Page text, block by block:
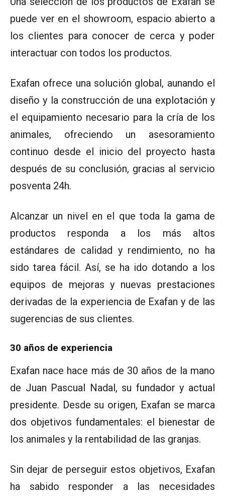
puede ver en el showroom, espacio abierto a
los clientes para conocer de cerca y poder
interactuar con todos los productos.
Exafan ofrece una solución global, aunando el
diseño y la construcción de una explotación y
el equipamiento necesario para la cría de los
animales, ofreciendo un asesoramiento
continuo desde el inicio del proyecto hasta
después de su conclusión, gracias al servicio
posventa 24h.
Alcanzar un nivel en el que toda la gama de
productos responda a los más altos
estándares de calidad y rendimiento, no ha
sido tarea fácil. Así, se ha ido dotando a los
equipos de mejoras y nuevas prestaciones
derivadas de la experiencia de Exafan y de las
sugerencias de sus clientes.
30 años de experiencia
Exafan nace hace más de 30 años de la mano
de Juan Pascual Nadal, su fundador y actual
presidente. Desde su origen, Exafan se marca
dos objetivos fundamentales: el bienestar de
los animales y la rentabilidad de las granjas.
Sin dejar de perseguir estos objetivos, Exafan
ha sabido responder a las necesidades